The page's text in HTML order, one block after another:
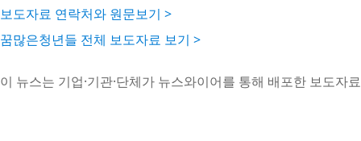
보도자료 연락처와 원문보기 >
꿈많은청년들 전체 보도자료 보기 >
이 뉴스는 기업·기관·단체가 뉴스와이어를 통해 배포한 보도자